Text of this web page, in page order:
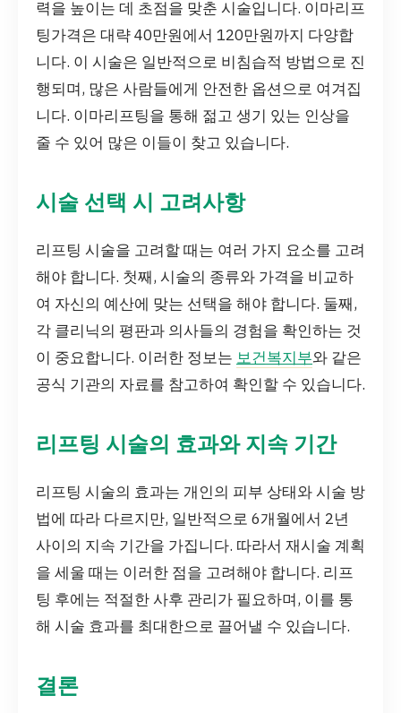
력을 높이는 데 초점을 맞춘 시술입니다. 이마리프
팅가격은 대략 40만원에서 120만원까지 다양합
니다. 이 시술은 일반적으로 비침습적 방법으로 진
행되며, 많은 사람들에게 안전한 옵션으로 여겨집
니다. 이마리프팅을 통해 젊고 생기 있는 인상을
줄 수 있어 많은 이들이 찾고 있습니다.
시술 선택 시 고려사항
리프팅 시술을 고려할 때는 여러 가지 요소를 고려
해야 합니다. 첫째, 시술의 종류와 가격을 비교하
여 자신의 예산에 맞는 선택을 해야 합니다. 둘째,
각 클리닉의 평판과 의사들의 경험을 확인하는 것
이 중요합니다. 이러한 정보는 보건복지부와 같은
공식 기관의 자료를 참고하여 확인할 수 있습니다.
리프팅 시술의 효과와 지속 기간
리프팅 시술의 효과는 개인의 피부 상태와 시술 방
법에 따라 다르지만, 일반적으로 6개월에서 2년
사이의 지속 기간을 가집니다. 따라서 재시술 계획
을 세울 때는 이러한 점을 고려해야 합니다. 리프
팅 후에는 적절한 사후 관리가 필요하며, 이를 통
해 시술 효과를 최대한으로 끌어낼 수 있습니다.
결론